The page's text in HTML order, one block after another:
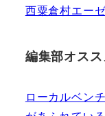
西粟倉村エー
編集部オス
ローカルベン